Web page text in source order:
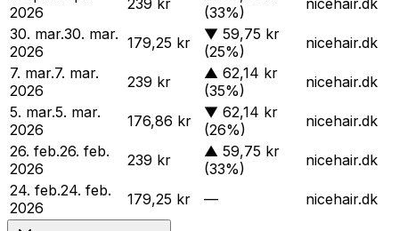
2026
(33%)
30. mar.30. mar.
2026
179,25 kr ▼ 59,75 kr
(25%)
nicehair.dk
7. mar.7. mar.
2026
239 kr ▲ 62,14 kr
(35%)
nicehair.dk
5. mar.5. mar.
2026
176,86 kr ▼ 62,14 kr
(26%)
nicehair.dk
26. feb.26. feb.
2026
239 kr ▲ 59,75 kr
(33%)
nicehair.dk
24. feb.24. feb.
2026
179,25 kr — nicehair.dk